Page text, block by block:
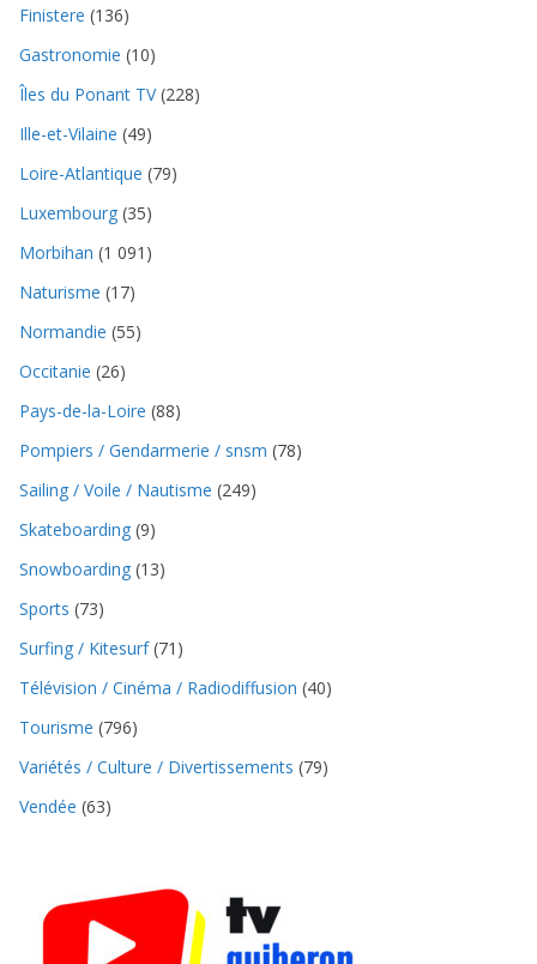
Finistere (136)
Gastronomie (10)
Îles du Ponant TV(228)
Ille-et-Vilaine (49)
Loire-Atlantique (79)
Luxembourg (35)
Morbihan (1 091)
Naturisme (17)
Normandie (55)
Occitanie (26)
Pays-de-la-Loire (88)
Pompiers / Gendarmerie / snsm (78)
Sailing / Voile / Nautisme (249)
Skateboarding (9)
Snowboarding (13)
Sports (73)
Surfing / Kitesurf(71)
Télévision / Cinéma / Radiodiffusion (40)
Tourisme (796)
Variétés / Culture / Divertissements (79)
Vendée (63)